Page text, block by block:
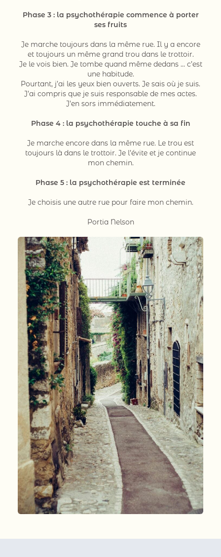
Phase 3 : la psychothérapie commence à porter
ses fruits
Je marche toujours dans la même rue. Il y a encore
et toujours un même grand trou dans le trottoir.
Je le vois bien. Je tombe quand même dedans … c’est
une habitude.
Pourtant, j’ai les yeux bien ouverts. Je sais où je suis.
J’ai compris que je suis responsable de mes actes.
J’en sors immédiatement.
Phase 4 : la psychothérapie touche à sa fin
Je marche encore dans la même rue. Le trou est
toujours là dans le trottoir. Je l’évite et je continue
mon chemin.
Phase 5 : la psychothérapie est terminée
Je choisis une autre rue pour faire mon chemin.
Portia Nelson